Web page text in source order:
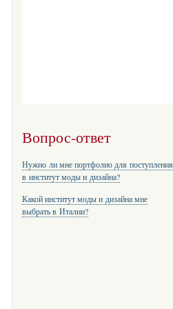
Вопрос-ответ
Нужно ли мне портфолио для поступления
в институт моды и дизайна?
Какой институт моды и дизайна мне
выбрать в Италии?